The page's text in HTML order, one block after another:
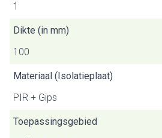
1
Dikte (in mm)
100
Materiaal (Isolatieplaat)
PIR + Gips
Toepassingsgebied